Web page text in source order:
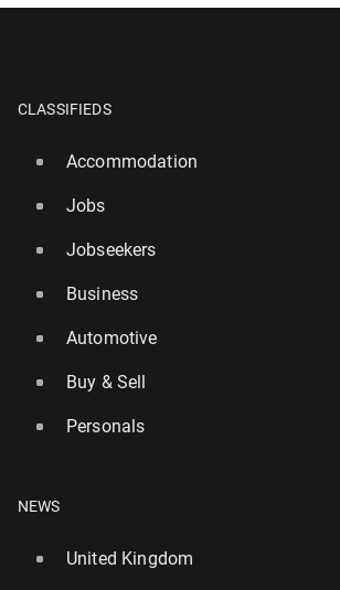
CLASSIFIEDS
Accommodation
Jobs
Jobseekers
Business
Automotive
Buy & Sell
Personals
NEWS
United Kingdom